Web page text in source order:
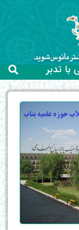
با تدبر